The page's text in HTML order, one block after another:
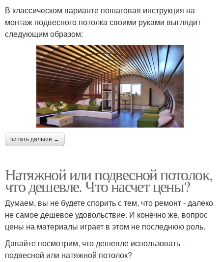
В классическом варианте пошаговая инструкция на
монтаж подвесного потолка своими руками выглядит
следующим образом:
читать дальше →
Натяжной или подвесной потолок,
что дешевле. Что насчет цены?
Думаем, вы не будете спорить с тем, что ремонт - далеко
не самое дешевое удовольствие. И конечно же, вопрос
цены на материалы играет в этом не последнюю роль.
Давайте посмотрим, что дешевле использовать -
подвесной или натяжной потолок?